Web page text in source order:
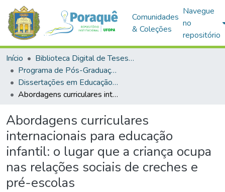
Comunidades
& Coleções
Navegue
no
repositório
Início
Biblioteca Digital de Teses e Dissertações (BDTD)
Programa de Pós-Graduação em Educação (PPGE)
Dissertações em Educação (Mestrado)
Abordagens curriculares internacionais para educação infantil: o lugar que a criança ocupa nas relações sociais de creches e pré-escolas
Abordagens curriculares
internacionais para educação
infantil: o lugar que a criança ocupa
nas relações sociais de creches e
pré-escolas